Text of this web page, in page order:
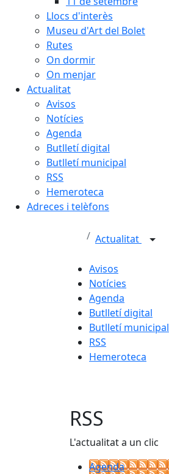
Llocs d'interès
Museu d'Art del Bolet
Rutes
On dormir
On menjar
Actualitat
Avisos
Notícies
Agenda
Butlletí digital
Butlletí municipal
RSS
Hemeroteca
Adreces i telèfons
Actualitat
Avisos
Notícies
Agenda
Butlletí digital
Butlletí municipal
RSS
Hemeroteca
RSS
L'actualitat a un clic
Agenda